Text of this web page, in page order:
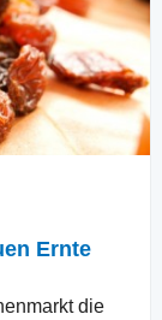
Ernte
die